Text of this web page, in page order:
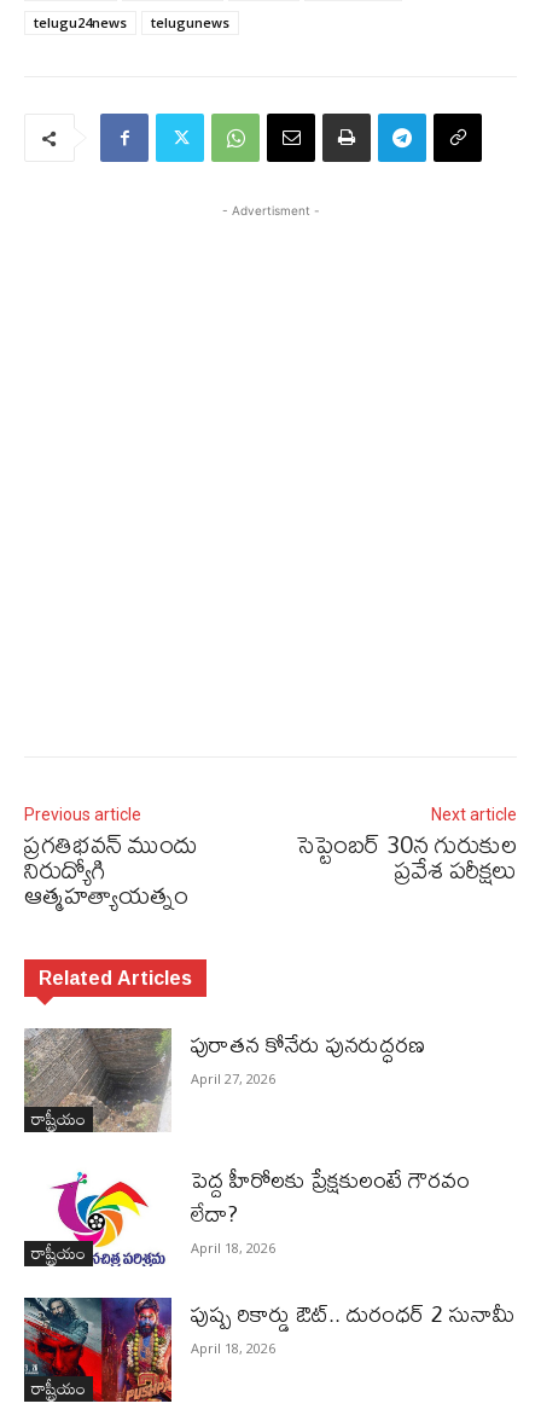
telugu24news
telugunews
- Advertisment -
Previous article
ప్రగతిభవన్‌ ముందు
నిరుద్యోగి
ఆత్మహత్యాయత్నం
Next article
సెప్టెంబర్‌ 30న గురుకుల
ప్రవేశ పరీక్షలు
Related Articles
రాష్ట్రీయం
పురాత‌న కోనేరు పున‌రుద్ధ‌ర‌ణ
April 27, 2026
రాష్ట్రీయం
పెద్ద హీరోల‌కు ప్రేక్ష‌కులంటే గౌర‌వం
లేదా?
April 18, 2026
రాష్ట్రీయం
పుష్ప రికార్డు ఔట్‌.. దురంధ‌ర్ 2 సునామీ
April 18, 2026